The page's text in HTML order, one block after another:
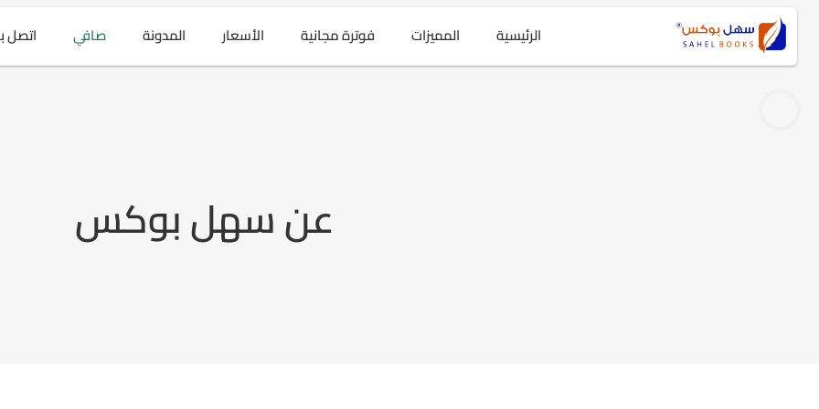
الرئيسية المميزات فوترة مجانية الأسعار المدونة صافي اتصل
عن سهل بوكس